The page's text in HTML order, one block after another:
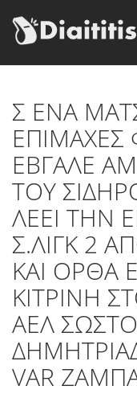
Σ ΕΝΑ
ΕΠΙΜΑΧΕΣ
ΕΒΓΑΛΕ
ΤΟΥ
ΛΕΕΙ ΤΗΝ
Σ.ΛΙΓΚ 2
ΚΑΙ ΟΡΘΑ
ΚΙΤΡΙΝΗ
ΑΕΛ
VAR